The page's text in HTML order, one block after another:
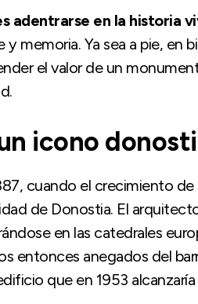
adentrarse en la historia
memoria. Ya sea a pie, en
el valor de un
icono
cuando el crecimiento
de Donostia. El
en las catedrales
entonces anegados del
que en 1953